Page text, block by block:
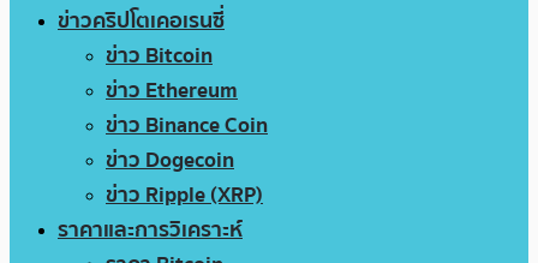
ข่าวคริปโตเคอเรนซี่
ข่าว Bitcoin
ข่าว Ethereum
ข่าว Binance Coin
ข่าว Dogecoin
ข่าว Ripple (XRP)
ราคาและการวิเคราะห์